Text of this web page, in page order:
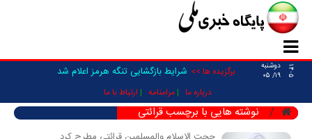
۱۴۰۵
دوشنبه
۱۹/ ۰۵
برگزیده ها >> شرایط بازگشایی تنگه هرمز اعلام شد
درباره ما مرامنامه ارتباط با ما
نوشته هایی با برچسب قرائتی